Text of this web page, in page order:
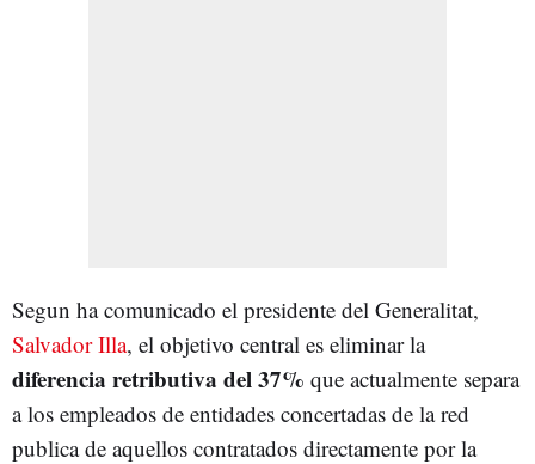
Segun ha comunicado el presidente del Generalitat,
Salvador Illa, el objetivo central es eliminar la
diferencia retributiva del 37% que actualmente separa
a los empleados de entidades concertadas de la red
publica de aquellos contratados directamente por la